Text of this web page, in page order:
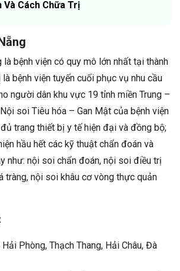
Và Cách Chữa Trị
là bệnh viện có quy mô lớn nhất tại thành
bệnh viện tuyến cuối phục vụ nhu cầu
người dân khu vực 19 tỉnh miền Trung –
soi Tiêu hóa – Gan Mật của bệnh viện
trang thiết bị y tế hiện đại và đồng bộ;
hầu hết các kỹ thuật chẩn đoán và
như: nội soi chẩn đoán, nội soi điều trị
tràng, nội soi khâu cơ vòng thực quản
Phòng, Thạch Thang, Hải Châu, Đà